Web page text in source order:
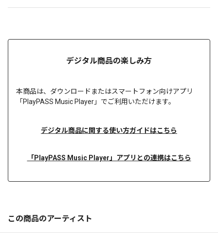
デジタル商品の楽しみ方
本商品は、 ダウンロードまたはスマートフォン向けアプリ
「PlayPASS Music Player」でご利用いただけます。
デジタル商品に関する使い方ガイドはこちら
「PlayPASS Music Player」アプリとの連携はこちら
この商品のアーティスト